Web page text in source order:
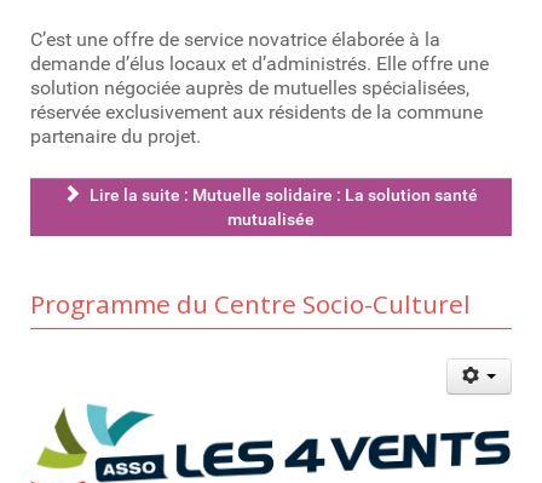
C’est une offre de service novatrice élaborée à la
demande d’élus locaux et d’administrés. Elle offre une
solution négociée auprès de mutuelles spécialisées,
réservée exclusivement aux résidents de la commune
partenaire du projet.
Lire la suite : Mutuelle solidaire : La solution santé
mutualisée
Programme du Centre Socio-Culturel